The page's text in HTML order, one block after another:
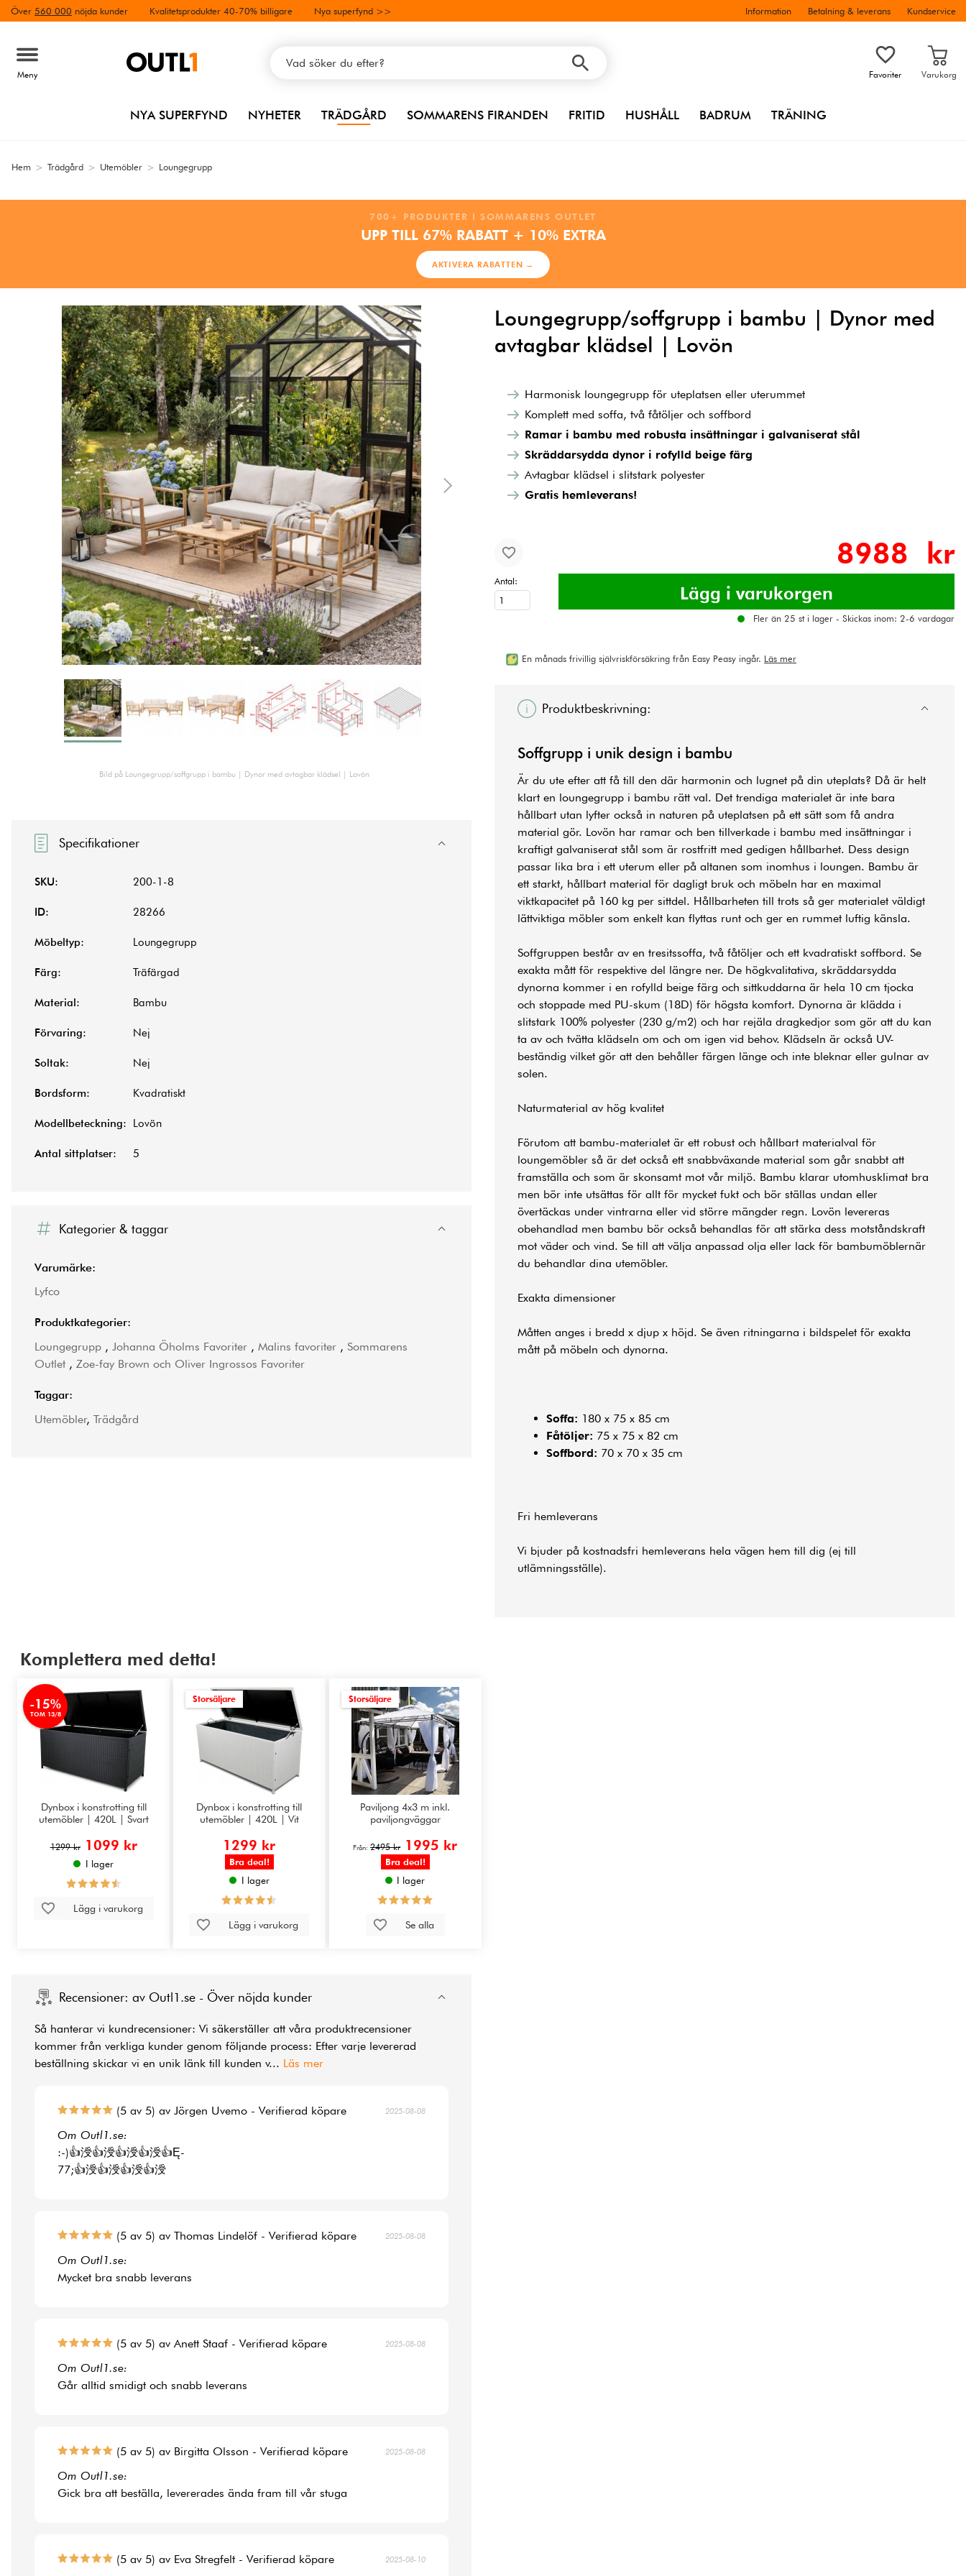
Över 560 000 nöjda kunder Kvalitetsprodukter 40-70% billigare Nya superfynd >> Information Betalning & leverans Kundservice
Meny Favoriter Varukorg
NYA SUPERFYND NYHETER TRÄDGÅRD SOMMARENS FIRANDEN FRITID HUSHÅLL BADRUM TRÄNING
Hem > Trädgård > Utemöbler > Loungegrupp
700+ PRODUKTER I SOMMARENS OUTLET
UPP TILL 67% RABATT + 10% EXTRA
AKTIVERA RABATTEN →
Loungegrupp/soffgrupp i bambu | Dynor med
avtagbar klädsel | Lovön
Bild på Loungegrupp/soffgrupp i bambu | Dynor med avtagbar klädsel | Lovön
Harmonisk loungegrupp för uteplatsen eller uterummet
Komplett med soffa, två fåtöljer och soffbord
Ramar i bambu med robusta insättningar i galvaniserat stål
Skräddarsydda dynor i rofylld beige färg
Avtagbar klädsel i slitstark polyester
Gratis hemleverans!
8988 kr
Antal:
Fler än 25 st i lager - Skickas inom: 2-6 vardagar
En månads frivillig självriskförsäkring från Easy Peasy ingår. Läs mer
Produktbeskrivning:
Soffgrupp i unik design i bambu
Är du ute efter att få till den där harmonin och lugnet på din uteplats? Då är helt
klart en loungegrupp i bambu rätt val. Det trendiga materialet är inte bara
hållbart utan lyfter också in naturen på uteplatsen på ett sätt som få andra
material gör. Lovön har ramar och ben tillverkade i bambu med insättningar i
kraftigt galvaniserat stål som är rostfritt med gedigen hållbarhet. Dess design
passar lika bra i ett uterum eller på altanen som inomhus i loungen. Bambu är
ett starkt, hållbart material för dagligt bruk och möbeln har en maximal
viktkapacitet på 160 kg per sittdel. Hållbarheten till trots så ger materialet väldigt
lättviktiga möbler som enkelt kan flyttas runt och ger en rummet luftig känsla.
Soffgruppen består av en tresitssoffa, två fåtöljer och ett kvadratiskt soffbord. Se
exakta mått för respektive del längre ner. De högkvalitativa, skräddarsydda
dynorna kommer i en rofylld beige färg och sittkuddarna är hela 10 cm tjocka
och stoppade med PU-skum (18D) för högsta komfort. Dynorna är klädda i
slitstark 100% polyester (230 g/m2) och har rejäla dragkedjor som gör att du kan
ta av och tvätta klädseln om och om igen vid behov. Klädseln är också UV-
beständig vilket gör att den behåller färgen länge och inte bleknar eller gulnar av
solen.
Naturmaterial av hög kvalitet
Förutom att bambu-materialet är ett robust och hållbart materialval för
loungemöbler så är det också ett snabbväxande material som går snabbt att
framställa och som är skonsamt mot vår miljö. Bambu klarar utomhusklimat bra
men bör inte utsättas för allt för mycket fukt och bör ställas undan eller
övertäckas under vintrarna eller vid större mängder regn. Lovön levereras
obehandlad men bambu bör också behandlas för att stärka dess motståndskraft
mot väder och vind. Se till att välja anpassad olja eller lack för bambumöblernär
du behandlar dina utemöbler.
Exakta dimensioner
Måtten anges i bredd x djup x höjd. Se även ritningarna i bildspelet för exakta
mått på möbeln och dynorna.
Soffa: 180 x 75 x 85 cm
Fåtöljer: 75 x 75 x 82 cm
Soffbord: 70 x 70 x 35 cm
Fri hemleverans
Vi bjuder på kostnadsfri hemleverans hela vägen hem till dig (ej till
utlämningsställe).
Specifikationer
SKU: 200-1-8
ID: 28266
Möbeltyp: Loungegrupp
Färg: Träfärgad
Material: Bambu
Förvaring: Nej
Soltak: Nej
Bordsform: Kvadratiskt
Modellbeteckning: Lovön
Antal sittplatser: 5
Kategorier & taggar
Varumärke:
Lyfco
Produktkategorier:
Loungegrupp , Johanna Öholms Favoriter , Malins favoriter , Sommarens
Outlet , Zoe-fay Brown och Oliver Ingrossos Favoriter
Taggar:
Utemöbler, Trädgård
Komplettera med detta!
-15%
TOM 13/8
Dynbox i konstrotting till
utemöbler | 420L | Svart
1299 kr 1099 kr
I lager
Lägg i varukorg
Storsäljare
Dynbox i konstrotting till
utemöbler | 420L | Vit
1299 kr
Bra deal!
I lager
Lägg i varukorg
Storsäljare
Paviljong 4x3 m inkl.
paviljongväggar
Från:2495 kr 1995 kr
Bra deal!
I lager
Se alla
Recensioner: av Outl1.se - Över nöjda kunder
Så hanterar vi kundrecensioner: Vi säkerställer att våra produktrecensioner
kommer från verkliga kunder genom följande process: Efter varje levererad
beställning skickar vi en unik länk till kunden v... Läs mer
(5 av 5) av Jörgen Uvemo - Verifierad köpare 2025-08-08
Om Outl1.se:
:-)👍涭👍涭👍涭👍涭👍Ę-
77;👍涭👍涭👍涭👍涭
(5 av 5) av Thomas Lindelöf - Verifierad köpare 2025-08-08
Om Outl1.se:
Mycket bra snabb leverans
(5 av 5) av Anett Staaf - Verifierad köpare 2025-08-08
Om Outl1.se:
Går alltid smidigt och snabb leverans
(5 av 5) av Birgitta Olsson - Verifierad köpare 2025-08-08
Om Outl1.se:
Gick bra att beställa, levererades ända fram till vår stuga
(5 av 5) av Eva Stregfelt - Verifierad köpare 2025-08-10